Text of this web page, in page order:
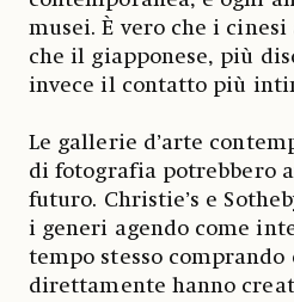
musei. È vero che i cinesi
che il giapponese, più
invece il contatto più
Le gallerie d’arte
di fotografia potrebbero
futuro. Christie’s e
i generi agendo come
tempo stesso comprando
direttamente hanno